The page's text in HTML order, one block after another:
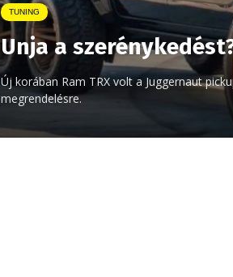
TUNING
Unja a
Új korában Ram TRX volt a Juggernaut
megrendelésre.